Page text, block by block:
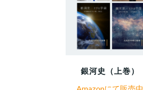
銀河史（上巻）